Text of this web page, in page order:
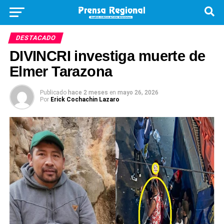
DESTACADO
DIVINCRI investiga muerte de
Elmer Tarazona
Publicado hace 2 meses en mayo 26, 2026
Por Erick Cochachin Lazaro